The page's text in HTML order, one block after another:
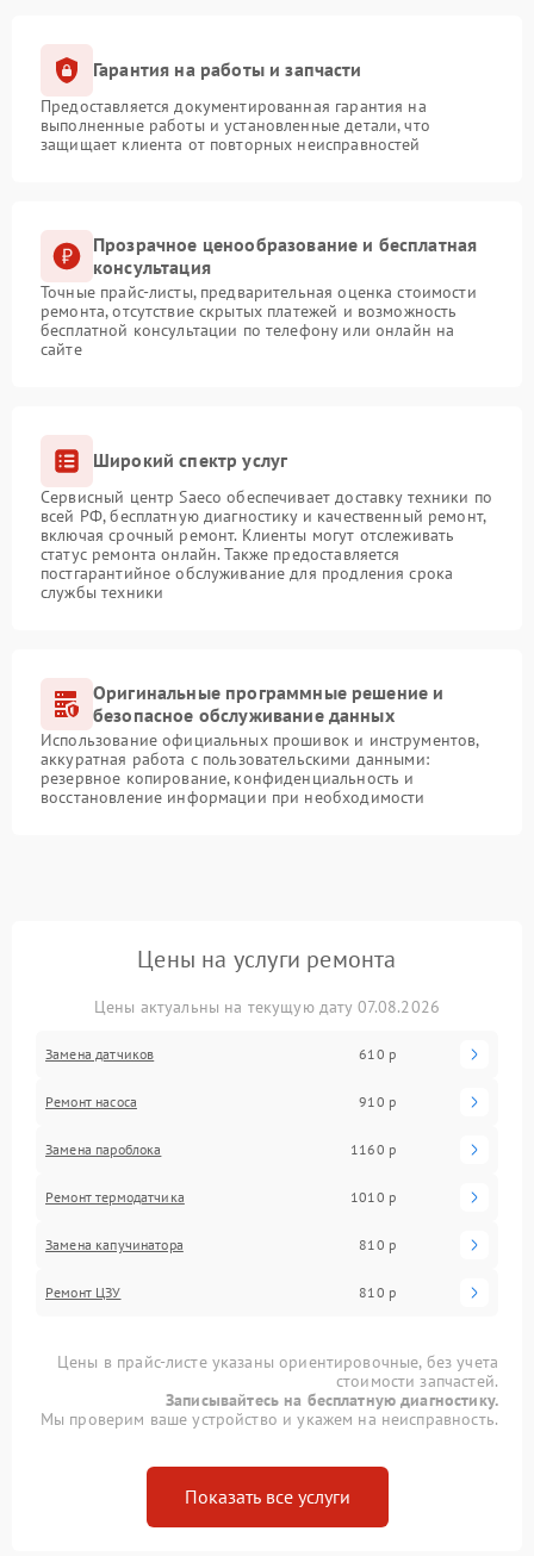
Гарантия на работы и запчасти
Предоставляется документированная гарантия на
выполненные работы и установленные детали, что
защищает клиента от повторных неисправностей
Прозрачное ценообразование и бесплатная
консультация
Точные прайс-листы, предварительная оценка стоимости
ремонта, отсутствие скрытых платежей и возможность
бесплатной консультации по телефону или онлайн на
сайте
Широкий спектр услуг
Сервисный центр Saeco обеспечивает доставку техники по
всей РФ, бесплатную диагностику и качественный ремонт,
включая срочный ремонт. Клиенты могут отслеживать
статус ремонта онлайн. Также предоставляется
постгарантийное обслуживание для продления срока
службы техники
Оригинальные программные решение и
безопасное обслуживание данных
Использование официальных прошивок и инструментов,
аккуратная работа с пользовательскими данными:
резервное копирование, конфиденциальность и
восстановление информации при необходимости
Цены на услуги ремонта
Цены актуальны на текущую дату 07.08.2026
Замена датчиков 610 р
Ремонт насоса 910 р
Замена пароблока 1160 р
Ремонт термодатчика 1010 р
Замена капучинатора 810 р
Ремонт ЦЗУ 810 р
Цены в прайс-листе указаны ориентировочные, без учета
стоимости запчастей.
Записывайтесь на бесплатную диагностику.
Мы проверим ваше устройство и укажем на неисправность.
Показать все услуги